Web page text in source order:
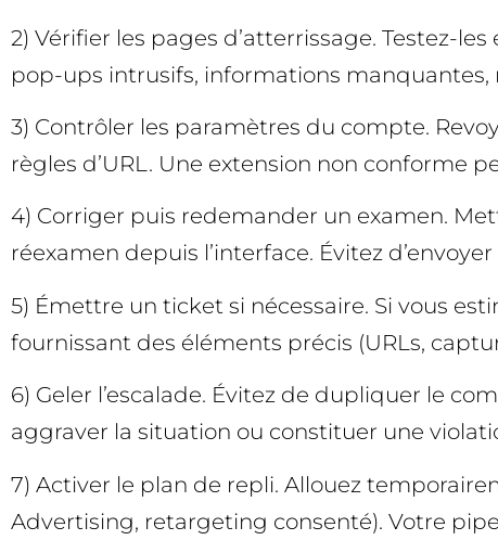
2) Vérifier les pages d’atterrissage. Testez-
pop-ups intrusifs, informations
3) Contrôler les paramètres du compte.
règles d’URL. Une extension non conforme
4) Corriger puis redemander un examen.
réexamen depuis l’interface. Évitez
5) Émettre un ticket si nécessaire. Si vous
fournissant des éléments précis (URLs,
6) Geler l’escalade. Évitez de dupliquer le
aggraver la situation ou constituer une
7) Activer le plan de repli. Allouez
Advertising, retargeting consenté). Votre